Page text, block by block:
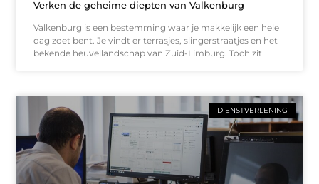
Verken de geheime diepten van Valkenburg
Valkenburg is een bestemming waar je makkelijk een hele
dag zoet bent. Je vindt er terrasjes, slingerstraatjes en het
bekende heuvellandschap van Zuid-Limburg. Toch zit
DIENSTVERLENING